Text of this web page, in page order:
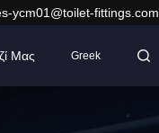
ycm01@toilet-fittings.com
Μας Greek